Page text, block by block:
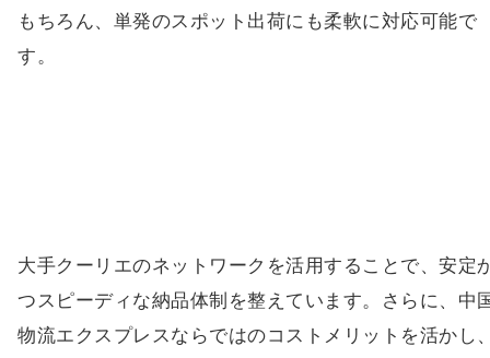
もちろん、単発のスポット出荷にも柔軟に対応可能で
す。
大手クーリエのネットワークを活用することで、安定
つスピーディな納品体制を整えています。さらに、中
物流エクスプレスならではのコストメリットを活かし